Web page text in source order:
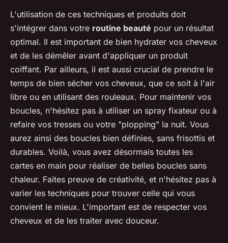
L'utilisation de ces techniques et produits doit
s'intégrer dans votre routine beauté pour un résultat
optimal. Il est important de bien hydrater vos cheveux
et de les démêler avant d'appliquer un produit
coiffant. Par ailleurs, il est aussi crucial de prendre le
temps de bien sécher vos cheveux, que ce soit à l'air
libre ou en utilisant des rouleaux. Pour maintenir vos
boucles, n'hésitez pas à utiliser un spray fixateur ou à
refaire vos tresses ou votre "plopping" la nuit. Vous
aurez ainsi des boucles bien définies, sans frisottis et
durables. Voilà, vous avez désormais toutes les
cartes en main pour réaliser de belles boucles sans
chaleur. Faites preuve de créativité, et n'hésitez pas à
varier les techniques pour trouver celle qui vous
convient le mieux. L'important est de respecter vos
cheveux et de les traiter avec douceur.